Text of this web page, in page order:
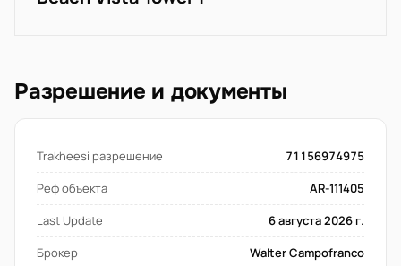
Разрешение и документы
Trakheesi разрешение
71156974975
Реф объекта
AR-111405
Last Update
6 августа 2026 г.
Брокер
Walter Campofranco